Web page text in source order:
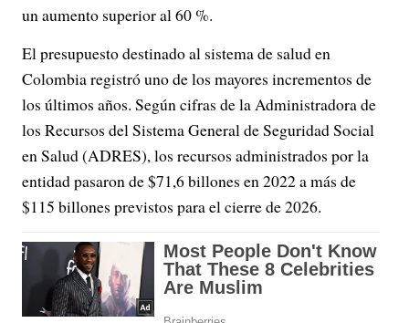
un aumento superior al 60 %.
El presupuesto destinado al sistema de salud en
Colombia registró uno de los mayores incrementos de
los últimos años. Según cifras de la Administradora de
los Recursos del Sistema General de Seguridad Social
en Salud (ADRES), los recursos administrados por la
entidad pasaron de $71,6 billones en 2022 a más de
$115 billones previstos para el cierre de 2026.